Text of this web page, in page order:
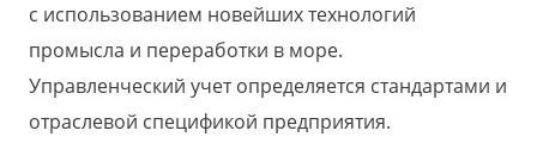
с использованием новейших технологий
промысла и переработки в море.
Управленческий учет определяется стандартами и
отраслевой спецификой предприятия.